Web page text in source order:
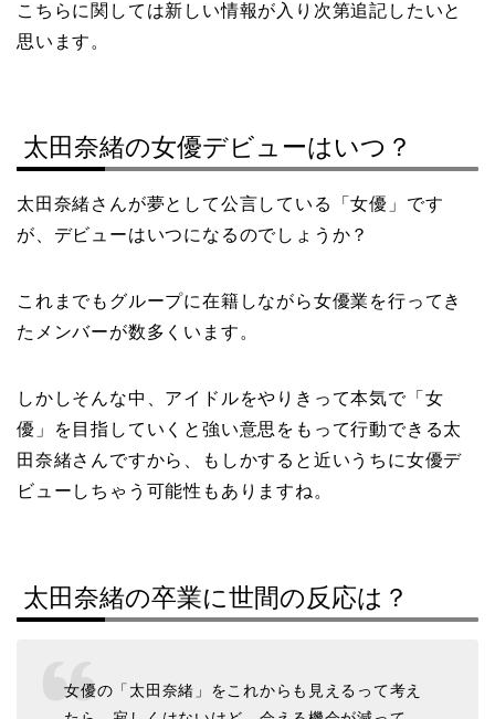
こちらに関しては新しい情報が入り次第追記したいと
思います。
太田奈緒の女優デビューはいつ？
太田奈緒さんが夢として公言している「女優」です
が、デビューはいつになるのでしょうか？
これまでもグループに在籍しながら女優業を行ってき
たメンバーが数多くいます。
しかしそんな中、アイドルをやりきって本気で「女
優」を目指していくと強い意思をもって行動できる太
田奈緒さんですから、もしかすると近いうちに女優デ
ビューしちゃう可能性もありますね。
太田奈緒の卒業に世間の反応は？
女優の「太田奈緒」をこれからも見えるって考え